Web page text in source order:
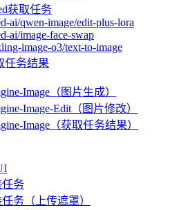
获取任务
ai/qwen-image/edit-plus-lora
ai/image-face-swap
image-o3/text-to-image
任务结果
Image（图片生成）
Image-Edit（图片修改）
Image（获取任务结果）
务
务（上传遮罩）